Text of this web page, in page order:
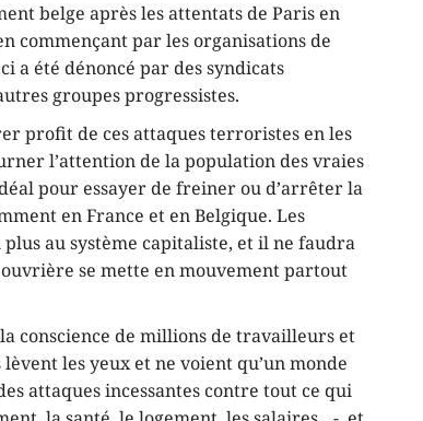
belge après les attentats de Paris en
commençant par les organisations de
a été dénoncé par des syndicats
groupes progressistes.
profit de ces attaques terroristes en les
l’attention de la population des vraies
pour essayer de freiner ou d’arrêter la
en France et en Belgique. Les
au système capitaliste, et il ne faudra
se mette en mouvement partout
conscience de millions de travailleurs et
les yeux et ne voient qu’un monde
attaques incessantes contre tout ce qui